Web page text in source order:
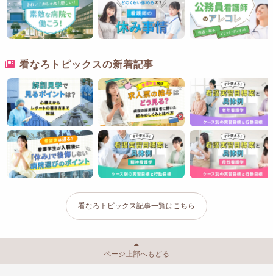
看なろトピックスの新着記事
看なろトピックス記事一覧はこちら
ページ上部へもどる